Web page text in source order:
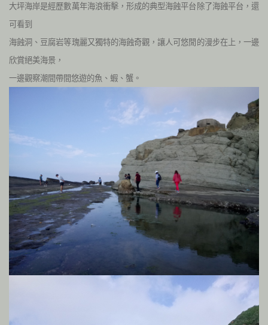
大坪海岸是經歷數萬年海浪衝擊，形成的典型海蝕平台除了海蝕平台，還
可看到
海蝕洞、豆腐岩等瑰麗又獨特的海蝕奇觀，讓人可悠閒的漫步在上，一邊
欣賞絕美海景，
一邊觀察潮間帶間悠遊的魚、蝦、蟹。